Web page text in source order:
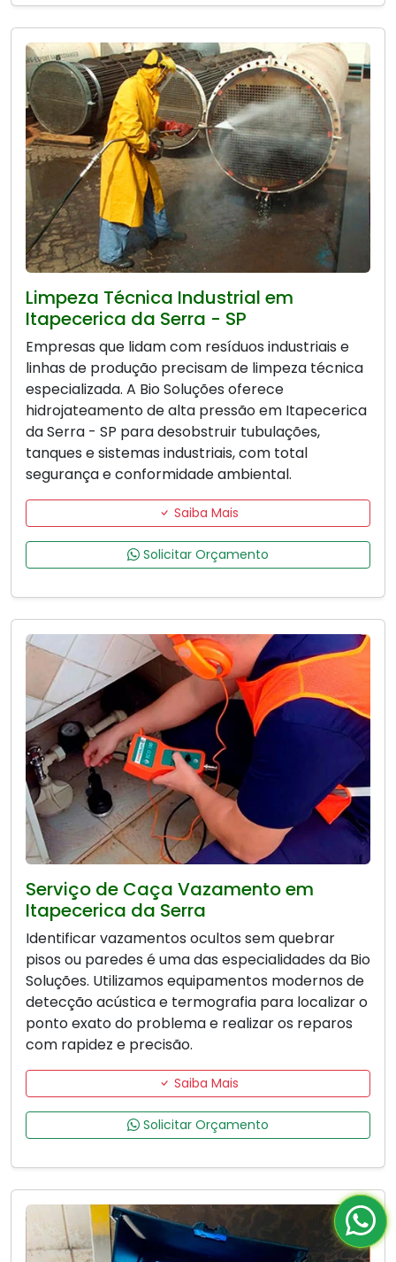
Limpeza Técnica Industrial em
Itapecerica da Serra - SP
Empresas que lidam com resíduos industriais e
linhas de produção precisam de limpeza técnica
especializada. A Bio Soluções oferece
hidrojateamento de alta pressão em Itapecerica
da Serra - SP para desobstruir tubulações,
tanques e sistemas industriais, com total
segurança e conformidade ambiental.
Saiba Mais
Solicitar Orçamento
Serviço de Caça Vazamento em
Itapecerica da Serra
Identificar vazamentos ocultos sem quebrar
pisos ou paredes é uma das especialidades da Bio
Soluções. Utilizamos equipamentos modernos de
detecção acústica e termografia para localizar o
ponto exato do problema e realizar os reparos
com rapidez e precisão.
Saiba Mais
Solicitar Orçamento